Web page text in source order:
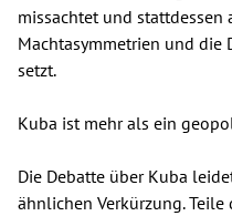
missachtet und stattdessen
Machtasymmetrien und die
setzt.
Kuba ist mehr als ein
Die Debatte über Kuba
ähnlichen Verkürzung.